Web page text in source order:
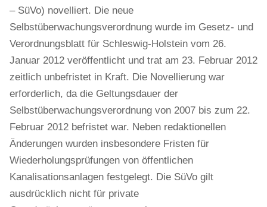
– SüVo) novelliert. Die neue
Selbstüberwachungsverordnung wurde im Gesetz- und
Verordnungsblatt für Schleswig-Holstein vom 26.
Januar 2012 veröffentlicht und trat am 23. Februar 2012
zeitlich unbefristet in Kraft. Die Novellierung war
erforderlich, da die Geltungsdauer der
Selbstüberwachungsverordnung von 2007 bis zum 22.
Februar 2012 befristet war. Neben redaktionellen
Änderungen wurden insbesondere Fristen für
Wiederholungsprüfungen von öffentlichen
Kanalisationsanlagen festgelegt. Die SüVo gilt
ausdrücklich nicht für private